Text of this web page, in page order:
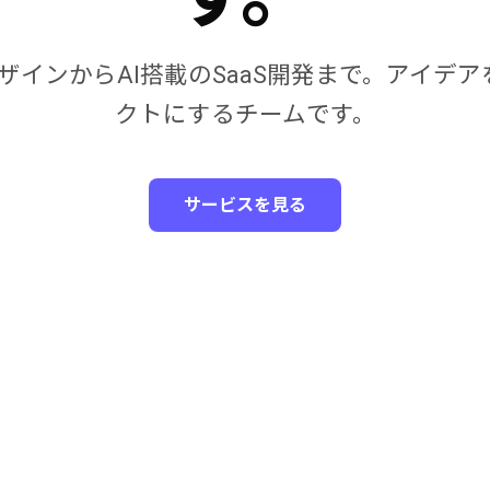
インからAI搭載のSaaS開発まで。アイデア
クトにするチームです。
サービスを見る